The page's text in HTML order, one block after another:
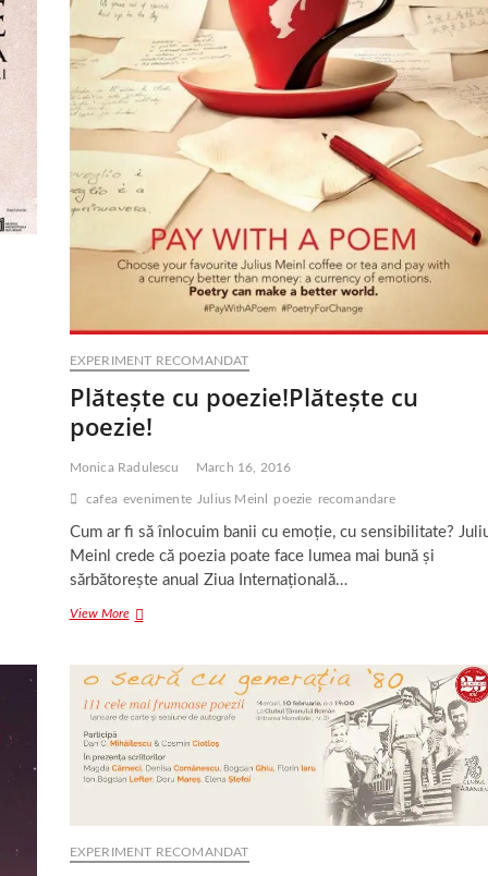
EXPERIMENT RECOMANDAT
Plătește cu poezie!Plătește cu
poezie!
Monica Radulescu March 16, 2016
cafea evenimente Julius Meinl poezie recomandare
Cum ar fi să înlocuim banii cu emoție, cu sensibilitate?
Meinl crede că poezia poate face lumea mai bună și
sărbătorește anual Ziua Internațională…
View MorePlătește
cu
poezie!
EXPERIMENT RECOMANDAT